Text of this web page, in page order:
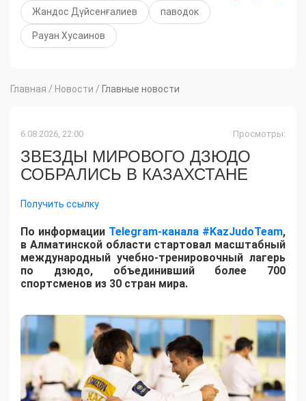
Жандос Дүйсенғалиев паводок
Рауан Хусаинов
Главная / Новости / Главные новости
6.08.2026, 22:00 Просмотры:
ЗВЕЗДЫ МИРОВОГО ДЗЮДО
СОБРАЛИСЬ В КАЗАХСТАНЕ
Получить ссылку
По информации Telegram-канала #KazJudoTeam,
в Алматинской области стартовал масштабный
международный учебно-тренировочный лагерь
по дзюдо, объединивший более 700
спортсменов из 30 стран мира.